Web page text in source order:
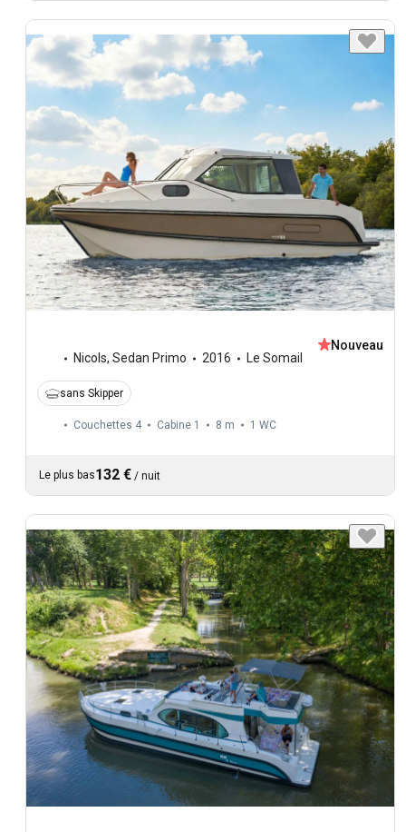
Nicols, Sedan Primo 2016 Le Somail
Nouveau
sans Skipper
Couchettes 4 Cabine 1 8 m 1 WC
Le plus bas132 € / nuit